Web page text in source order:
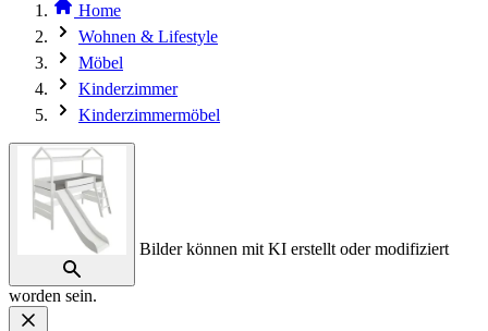
Home
Wohnen & Lifestyle
Möbel
Kinderzimmer
Kinderzimmermöbel
Bilder können mit KI erstellt oder modifiziert
worden sein.